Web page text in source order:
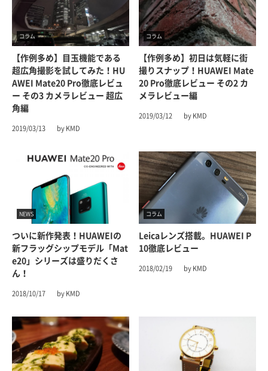
コラム
【作例多め】目玉機能である
超広角撮影を試してみた！HU
AWEI Mate20 Pro徹底レビュ
ー その3 カメラレビュー 超広
角編
2019/03/13 by KMD
コラム
【作例多め】初日は気軽に街
撮りスナップ！HUAWEI Mate
20 Pro徹底レビュー その2 カ
メラレビュー編
2019/03/12 by KMD
NEWS
ついに新作発表！HUAWEIの
新フラッグシップモデル「Mat
E20」シリーズは盛りだくさ
ん！
2018/10/17 by KMD
コラム
Leicaレンズ搭載。HUAWEI P
10徹底レビュー
2018/02/19 by KMD